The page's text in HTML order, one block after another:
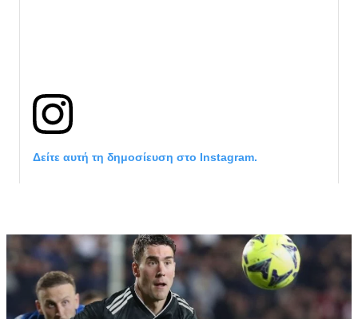
Δείτε αυτή τη δημοσίευση στο Instagram.